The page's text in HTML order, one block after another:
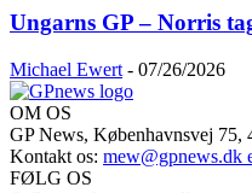
Ungarns GP – Norris
Michael Ewert - 07/26/2026
OM OS
GP News, Københavnsvej
Kontakt os: mew@gpnews.dk
FØLG OS